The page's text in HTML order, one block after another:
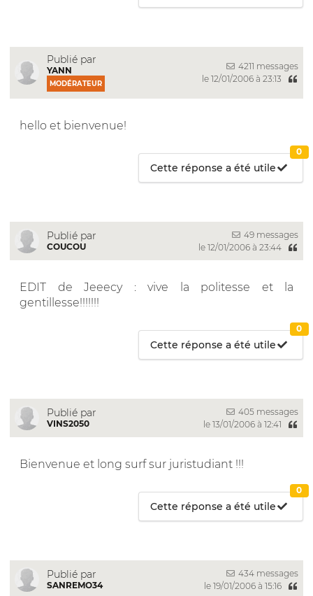
Publié par
YANN
MODÉRATEUR
4211 messages
le 12/01/2006 à 23:13
hello et bienvenue!
Cette réponse a été utile
0
Publié par
COUCOU
49 messages
le 12/01/2006 à 23:44
EDIT de Jeeecy : vive la politesse et la
gentillesse!!!!!!!
Cette réponse a été utile
0
Publié par
VINS2050
405 messages
le 13/01/2006 à 12:41
Bienvenue et long surf sur juristudiant !!!
Cette réponse a été utile
0
Publié par
SANREMO34
434 messages
le 19/01/2006 à 15:16